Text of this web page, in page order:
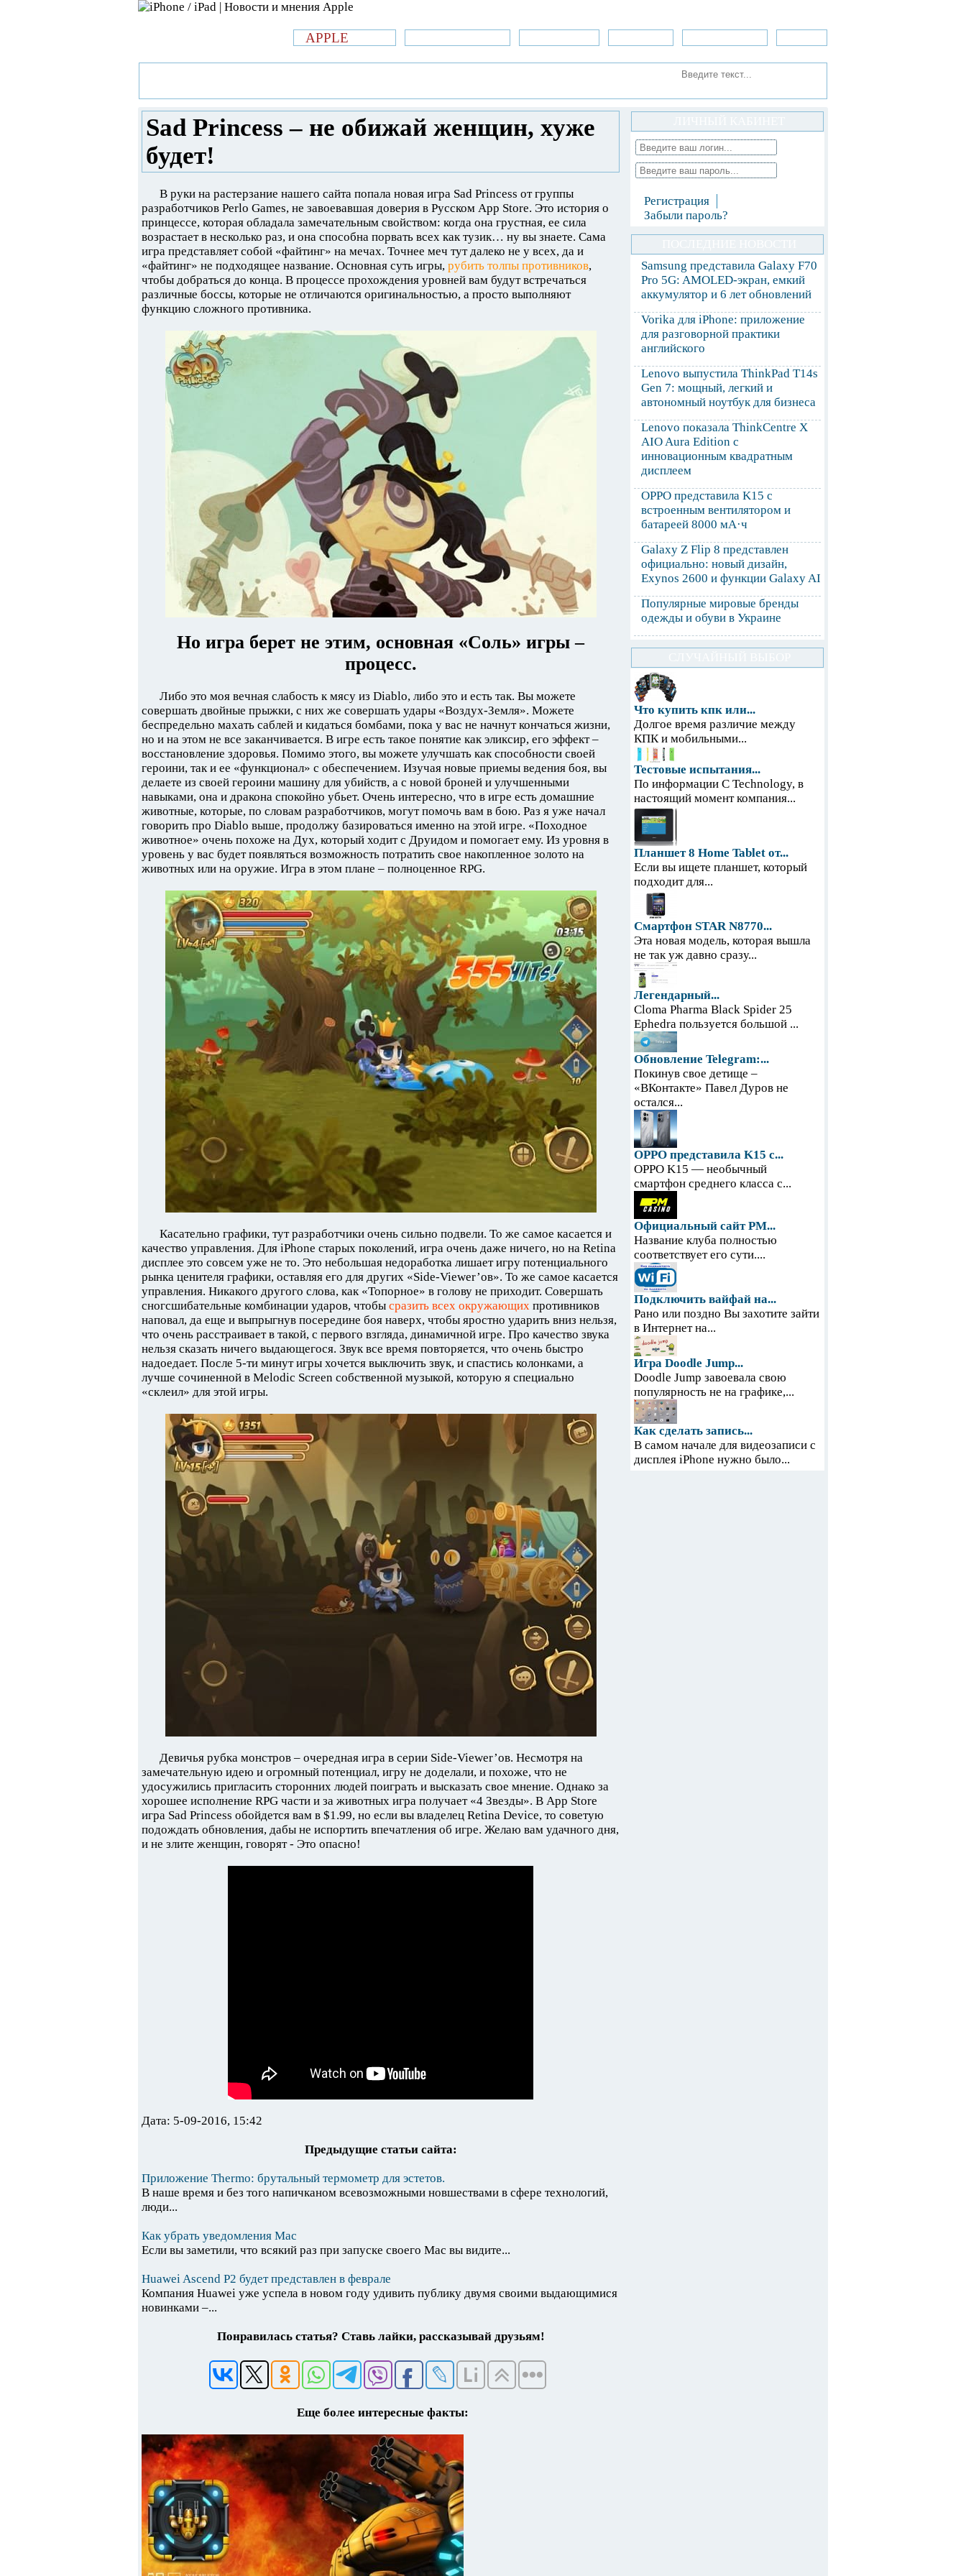
APPLE
Sad Princess – не обижай женщин, хуже
будет!
В руки на растерзание нашего сайта попала новая игра Sad Princess от группы
разработчиков Perlo Games, не завоевавшая доверия в Русском App Store. Это история о
принцессе, которая обладала замечательным свойством: когда она грустная, ее сила
возрастает в несколько раз, и она способна порвать всех как тузик… ну вы знаете. Сама
игра представляет собой «файтинг» на мечах. Точнее меч тут далеко не у всех, да и
«файтинг» не подходящее название. Основная суть игры, рубить толпы противников,
чтобы добраться до конца. В процессе прохождения уровней вам будут встречаться
различные боссы, которые не отличаются оригинальностью, а просто выполняют
функцию сложного противника.
Но игра берет не этим, основная «Соль» игры –
процесс.
Либо это моя вечная слабость к мясу из Diablo, либо это и есть так. Вы можете
совершать двойные прыжки, с них же совершать удары «Воздух-Земля». Можете
беспредельно махать саблей и кидаться бомбами, пока у вас не начнут кончаться жизни,
но и на этом не все заканчивается. В игре есть такое понятие как эликсир, его эффект –
восстановление здоровья. Помимо этого, вы можете улучшать как способности своей
героини, так и ее «функционал» с обеспечением. Изучая новые приемы ведения боя, вы
делаете из своей героини машину для убийств, а с новой броней и улучшенными
навыками, она и дракона спокойно убьет. Очень интересно, что в игре есть домашние
животные, которые, по словам разработчиков, могут помочь вам в бою. Раз я уже начал
говорить про Diablo выше, продолжу базироваться именно на этой игре. «Походное
животное» очень похоже на Дух, который ходит с Друидом и помогает ему. Из уровня в
уровень у вас будет появляться возможность потратить свое накопленное золото на
животных или на оружие. Игра в этом плане – полноценное RPG.
Касательно графики, тут разработчики очень сильно подвели. То же самое касается и
качество управления. Для iPhone старых поколений, игра очень даже ничего, но на Retina
дисплее это совсем уже не то. Это небольшая недоработка лишает игру потенциального
рынка ценителя графики, оставляя его для других «Side-Viewer’ов». То же самое касается
управления. Никакого другого слова, как «Топорное» в голову не приходит. Совершать
сногсшибательные комбинации ударов, чтобы сразить всех окружающих противников
наповал, да еще и выпрыгнув посередине боя наверх, чтобы яростно ударить вниз нельзя,
что очень расстраивает в такой, с первого взгляда, динамичной игре. Про качество звука
нельзя сказать ничего выдающегося. Звук все время повторяется, что очень быстро
надоедает. После 5-ти минут игры хочется выключить звук, и спастись колонками, а
лучше сочиненной в Melodic Screen собственной музыкой, которую я специально
«склеил» для этой игры.
Девичья рубка монстров – очередная игра в серии Side-Viewer’ов. Несмотря на
замечательную идею и огромный потенциал, игру не доделали, и похоже, что не
удосужились пригласить сторонних людей поиграть и высказать свое мнение. Однако за
хорошее исполнение RPG части и за животных игра получает «4 Звезды». В App Store
игра Sad Princess обойдется вам в $1.99, но если вы владелец Retina Device, то советую
подождать обновления, дабы не испортить впечатления об игре. Желаю вам удачного дня,
и не злите женщин, говорят - Это опасно!
Дата: 5-09-2016, 15:42
Предыдущие статьи сайта:
Приложение Thermo: брутальный термометр для эстетов.
В наше время и без того напичканом всевозможными новшествами в сфере технологий,
люди...
Как убрать уведомления Mac
Если вы заметили, что всякий раз при запуске своего Mac вы видите...
Huawei Ascend P2 будет представлен в феврале
Компания Huawei уже успела в новом году удивить публику двумя своими выдающимися
новинками –...
Понравилась статья? Ставь лайки, рассказывай друзьям!
Еще более интересные факты:
Регистрация
Забыли пароль?
Samsung представила Galaxy F70
Pro 5G: AMOLED-экран, емкий
аккумулятор и 6 лет обновлений
Vorika для iPhone: приложение
для разговорной практики
английского
Lenovo выпустила ThinkPad T14s
Gen 7: мощный, легкий и
автономный ноутбук для бизнеса
Lenovo показала ThinkCentre X
AIO Aura Edition с
инновационным квадратным
дисплеем
OPPO представила K15 с
встроенным вентилятором и
батареей 8000 мА·ч
Galaxy Z Flip 8 представлен
официально: новый дизайн,
Exynos 2600 и функции Galaxy AI
Популярные мировые бренды
одежды и обуви в Украине
Что купить кпк или...
Долгое время различие между
КПК и мобильными...
Тестовые испытания...
По информации С Technology, в
настоящий момент компания...
Планшет 8 Home Tablet от...
Если вы ищете планшет, который
подходит для...
Смартфон STAR N8770...
Эта новая модель, которая вышла
не так уж давно сразу...
Легендарный...
Cloma Pharma Black Spider 25
Ephedra пользуется большой ...
Обновление Telegram:...
Покинув свое детище –
«ВКонтакте» Павел Дуров не
остался...
OPPO представила K15 с...
OPPO K15 — необычный
смартфон среднего класса с...
Официальный сайт PM...
Название клуба полностью
соответствует его сути....
Подключить вайфай на...
Рано или поздно Вы захотите зайти
в Интернет на...
Игра Doodle Jump...
Doodle Jump завоевала свою
популярность не на графике,...
Как сделать запись...
В самом начале для видеозаписи с
дисплея iPhone нужно было...